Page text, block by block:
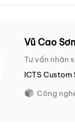
Vũ Cao
Tư vấn nhân
ICTS
Công